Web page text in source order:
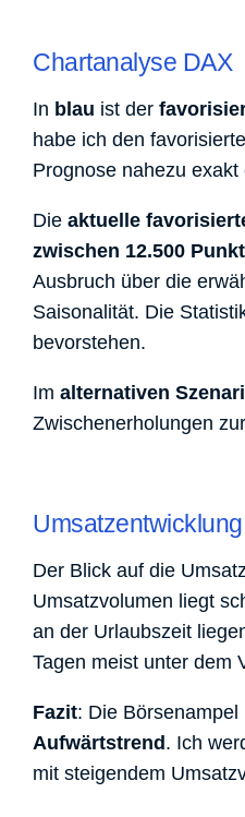
Chartanalyse DAX
In blau ist der
habe ich den
Prognose nahezu
Die aktuelle
zwischen 12.500
Ausbruch über die
Saisonalität. Die
bevorstehen.
Im alternativen
Zwischenerholungen
Der Blick auf die
Umsatzvolumen liegt
an der Urlaubszeit
Tagen meist unter dem
Fazit: Die
Aufwärtstrend . Ich
mit steigendem